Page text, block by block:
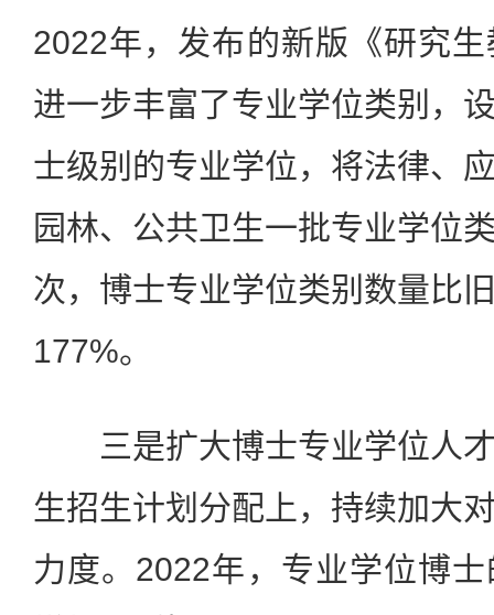
2022年，发布的新版《研究
进一步丰富了专业学位类别，
士级别的专业学位，将法律、
园林、公共卫生一批专业学位
次，博士专业学位类别数量比
177%。
三是扩大博士专业学位人才
生招生计划分配上，持续加大
力度。2022年，专业学位博